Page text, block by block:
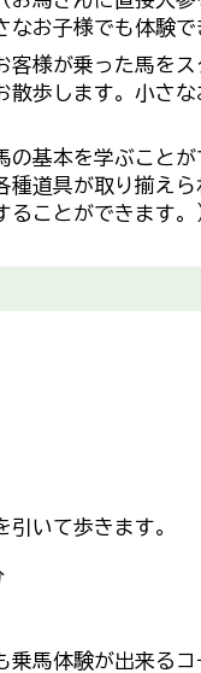
なお子様でも体験で
客様が乗った馬を
散歩します。小さ
の基本を学ぶこと
種道具が取り揃え
ることができます。
引いて歩きます。
乗馬体験が出来る